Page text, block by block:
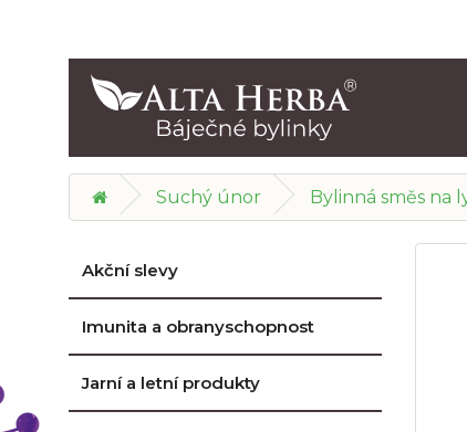
Suchý únor Bylinná směs na
Akční slevy
Imunita a obranyschopnost
Jarní a letní produkty